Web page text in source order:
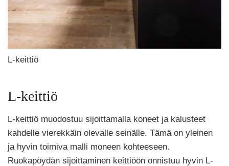
L-keittiö
L-keittiö
L-keittiö muodostuu sijoittamalla koneet ja kalusteet
kahdelle vierekkäin olevalle seinälle. Tämä on yleinen
ja hyvin toimiva malli moneen kohteeseen.
Ruokapöydän sijoittaminen keittiöön onnistuu hyvin L-